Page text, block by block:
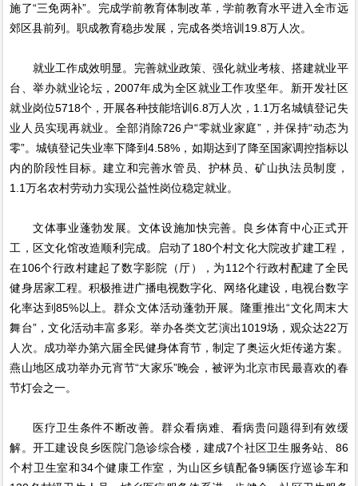
施了“三免两补”。完成学前教育体制改革，学前教育水平进入全市远
郊区县前列。职成教育稳步发展，完成各类培训19.8万人次。
就业工作成效明显。完善就业政策、强化就业考核、搭建就业平
台、举办就业论坛，2007年成为全区就业工作攻坚年。新开发社区
就业岗位5718个，开展各种技能培训6.8万人次，1.1万名城镇登记失
业人员实现再就业。全部消除726户“零就业家庭”，并保持“动态为
零”。城镇登记失业率下降到4.58%，如期达到了降至国家调控指标以
内的阶段性目标。建立和完善水管员、护林员、矿山执法员制度，
1.1万名农村劳动力实现公益性岗位稳定就业。
文体事业蓬勃发展。文体设施加快完善。良乡体育中心正式开
工，区文化馆改造顺利完成。启动了180个村文化大院改扩建工程，
在106个行政村建起了数字影院（厅），为112个行政村配建了全民
健身居家工程。积极推进广播电视数字化、网络化建设，电视台数字
化率达到85%以上。群众文体活动蓬勃开展。隆重推出“文化周末大
舞台”，文化活动丰富多彩。举办各类文艺演出1019场，观众达22万
人次。成功举办第六届全民健身体育节，制定了奥运火炬传递方案。
燕山地区成功举办元宵节“大家乐”晚会，被评为北京市民最喜欢的春
节灯会之一。
医疗卫生条件不断改善。群众看病难、看病贵问题得到有效缓
解。开工建设良乡医院门急诊综合楼，建成7个社区卫生服务站、86
个村卫生室和34个健康工作室，为山区乡镇配备9辆医疗巡诊车和